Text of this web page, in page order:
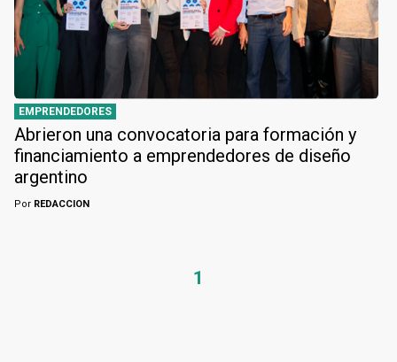
EMPRENDEDORES
Abrieron una convocatoria para formación y
financiamiento a emprendedores de diseño
argentino
Por REDACCION
1